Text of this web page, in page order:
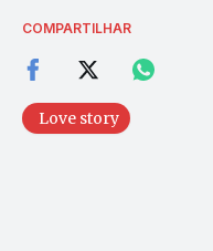
COMPARTILHAR
Love story